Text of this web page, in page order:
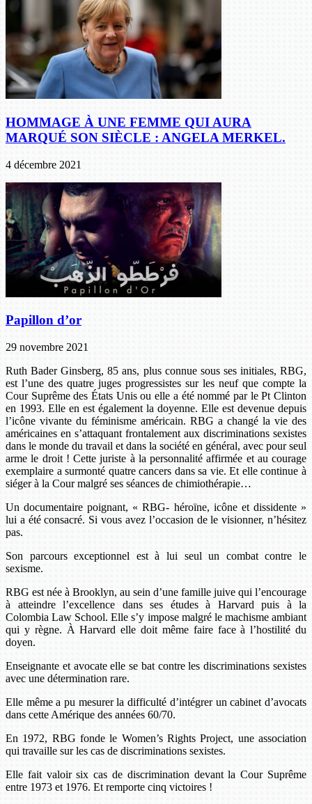
HOMMAGE À UNE FEMME QUI AURA
MARQUÉ SON SIÈCLE : ANGELA MERKEL.
4 décembre 2021
Papillon d’or
29 novembre 2021
Ruth Bader Ginsberg, 85 ans, plus connue sous ses initiales, RBG,
est l’une des quatre juges progressistes sur les neuf que compte la
Cour Suprême des États Unis ou elle a été nommé par le Pt Clinton
en 1993. Elle en est également la doyenne. Elle est devenue depuis
l’icône vivante du féminisme américain. RBG a changé la vie des
américaines en s’attaquant frontalement aux discriminations sexistes
dans le monde du travail et dans la société en général, avec pour seul
arme le droit ! Cette juriste à la personnalité affirmée et au courage
exemplaire a surmonté quatre cancers dans sa vie. Et elle continue à
siéger à la Cour malgré ses séances de chimiothérapie…
Un documentaire poignant, « RBG- héroïne, icône et dissidente »
lui a été consacré. Si vous avez l’occasion de le visionner, n’hésitez
pas.
Son parcours exceptionnel est à lui seul un combat contre le
sexisme.
RBG est née à Brooklyn, au sein d’une famille juive qui l’encourage
à atteindre l’excellence dans ses études à Harvard puis à la
Colombia Law School. Elle s’y impose malgré le machisme ambiant
qui y règne. À Harvard elle doit même faire face à l’hostilité du
doyen.
Enseignante et avocate elle se bat contre les discriminations sexistes
avec une détermination rare.
Elle même a pu mesurer la difficulté d’intégrer un cabinet d’avocats
dans cette Amérique des années 60/70.
En 1972, RBG fonde le Women’s Rights Project, une association
qui travaille sur les cas de discriminations sexistes.
Elle fait valoir six cas de discrimination devant la Cour Suprême
entre 1973 et 1976. Et remporte cinq victoires !